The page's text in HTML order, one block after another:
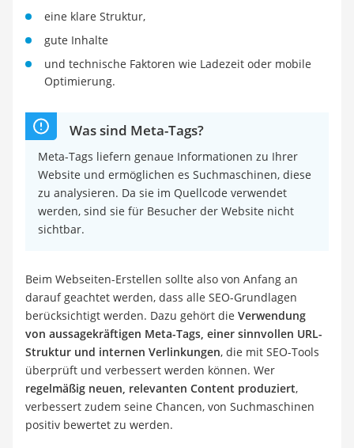
eine klare Struktur,
gute Inhalte
und technische Faktoren wie Ladezeit oder mobile
Optimierung.
Was sind Meta-Tags?
Meta-Tags liefern genaue Informationen zu Ihrer
Website und ermöglichen es Suchmaschinen, diese
zu analysieren. Da sie im Quellcode verwendet
werden, sind sie für Besucher der Website nicht
sichtbar.
Beim Webseiten-Erstellen sollte also von Anfang an
darauf geachtet werden, dass alle SEO-Grundlagen
berücksichtigt werden. Dazu gehört die Verwendung
von aussagekräftigen Meta-Tags, einer sinnvollen URL-
Struktur und internen Verlinkungen, die mit SEO-Tools
überprüft und verbessert werden können. Wer
regelmäßig neuen, relevanten Content produziert,
verbessert zudem seine Chancen, von Suchmaschinen
positiv bewertet zu werden.